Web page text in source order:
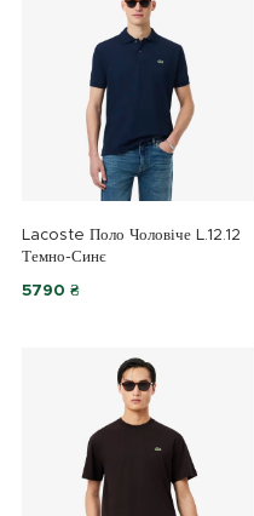
Lacoste Поло Чоловіче L.12.12
Темно-Синє
5790 ₴